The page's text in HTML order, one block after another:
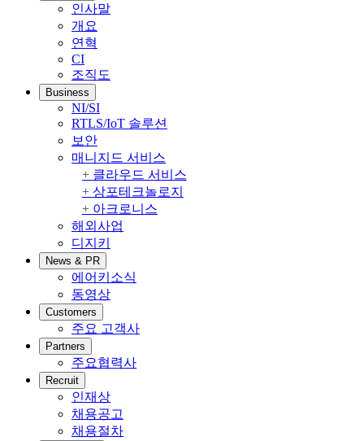
인사말
개요
연혁
CI
조직도
Business
NI/SI
RTLS/IoT 솔루션
보안
매니지드 서비스
클라우드 서비스
상포테크놀로지
아크로니스
해외사업
디지키
News & PR
에어키소식
동영상
Customers
주요 고객사
Partners
주요협력사
Recruit
인재상
채용공고
채용절차